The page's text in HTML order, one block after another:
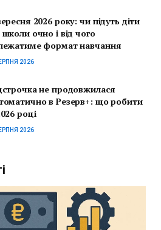
2026 року: чи підуть діти
очно і від чого
формат навчання
2026
не продовжилася
в Резерв+: що робити
році
2026